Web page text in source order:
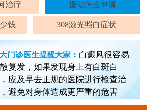
治疗 援助怎么申请
钱 308激光照白症状
门诊医生提醒大家： 白癜风很容易
复发，如果发现身上有白斑白
应及早去正规的医院进行检查治
避免对身体造成更严重的危害